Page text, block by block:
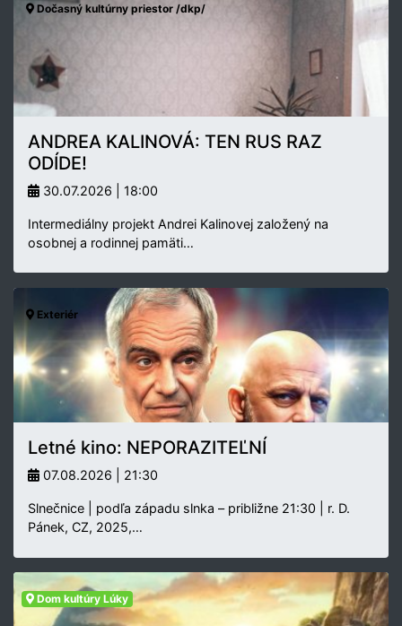
Dočasný kultúrny priestor /dkp/
ANDREA KALINOVÁ: TEN RUS RAZ
ODÍDE!
30.07.2026 | 18:00
Intermediálny projekt Andrei Kalinovej založený na
osobnej a rodinnej pamäti…
Exteriér
Letné kino: NEPORAZITEĽNÍ
07.08.2026 | 21:30
Slnečnice | podľa západu slnka – približne 21:30 | r. D.
Pánek, CZ, 2025,…
Dom kultúry Lúky